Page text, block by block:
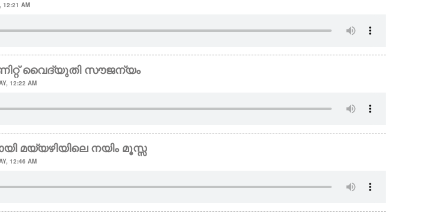
12:21 AM
യൂണിറ്റ് വൈദ്യുതി സൗജന്യം
12:22 AM
മയ്യഴിയിലെ നയിം മൂസ്സ
12:46 AM